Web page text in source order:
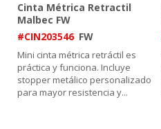
Cinta Métrica Retractil
Malbec FW
#CIN203546 FW
Mini cinta métrica retráctil es
práctica y funciona. Incluye
stopper metálico personalizado
para mayor resistencia y...